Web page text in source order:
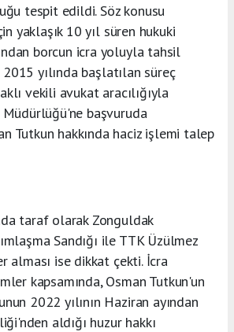
tespit edildi. Söz konusu
yaklaşık 10 yıl süren hukuki
borcun icra yoluyla tahsil
yılında başlatılan süreç
vekili avukat aracılığıyla
başvuruda
Tutkun hakkında haciz işlemi talep
taraf olarak Zonguldak
Sandığı ile TTK Üzülmez
alması ise dikkat çekti. İcra
kapsamında, Osman Tutkun'un
2022 yılının Haziran ayından
aldığı huzur hakkı